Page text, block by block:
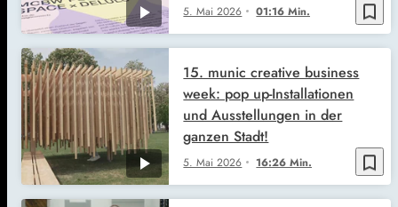
bookmark_border
5. Mai 2026 01:16 Min.
bookmark_border
5. Mai 2026 16:26 Min.
15. munic creative business
week: pop up-Installationen
und Ausstellungen in der
ganzen Stadt!